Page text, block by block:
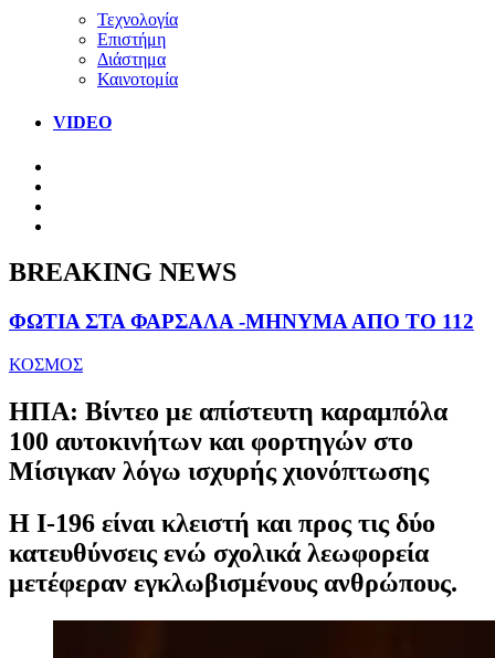
Τεχνολογία
Επιστήμη
Διάστημα
Καινοτομία
VIDEO
BREAKING NEWS
ΦΩΤΙΑ ΣΤΑ ΦΑΡΣΑΛΑ -ΜΗΝΥΜΑ ΑΠΟ ΤΟ 112
ΚΟΣΜΟΣ
ΗΠΑ: Βίντεο με απίστευτη καραμπόλα
100 αυτοκινήτων και φορτηγών στο
Μίσιγκαν λόγω ισχυρής χιονόπτωσης
Η I-196 είναι κλειστή και προς τις δύο
κατευθύνσεις ενώ σχολικά λεωφορεία
μετέφεραν εγκλωβισμένους ανθρώπους.